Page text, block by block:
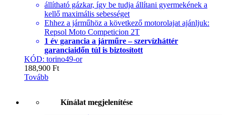
állítható gázkar, így be tudja állítani gyermekének a
kellő maximális sebességet
Ehhez a járműhöz a következő motorolajat ajánljuk:
Repsol Moto Competicion 2T
1 év garancia a járműre – szervízháttér
garanciaidőn túl is biztosított
KÓD: torino49-or
188,900 Ft
Tovább
Kínálat megjelenítése